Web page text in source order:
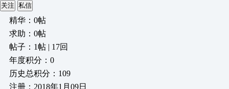
关注 私信
精华：0帖
求助：0帖
帖子：1帖 | 17回
年度积分：0
历史总积分：109
注册：2018年1月09日